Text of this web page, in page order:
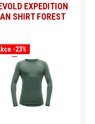
EXPEDITION
SHIRT FOREST
-23%